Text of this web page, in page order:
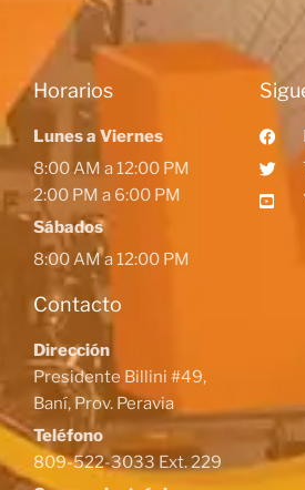
Horarios
Lunes a Viernes
8:00 AM a 12:00 PM
2:00 PM a 6:00 PM
Sábados
8:00 AM a 12:00 PM
Contacto
Dirección
Presidente Billini #49,
Baní, Prov. Peravia
Teléfono
809-522-3033 Ext. 229